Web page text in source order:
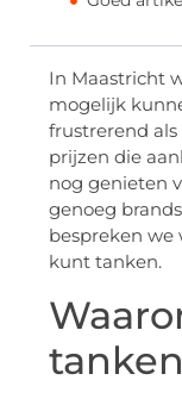
In Maastricht
mogelijk
frustrerend
prijzen die
nog genieten
genoeg
bespreken we
kunt tanken.